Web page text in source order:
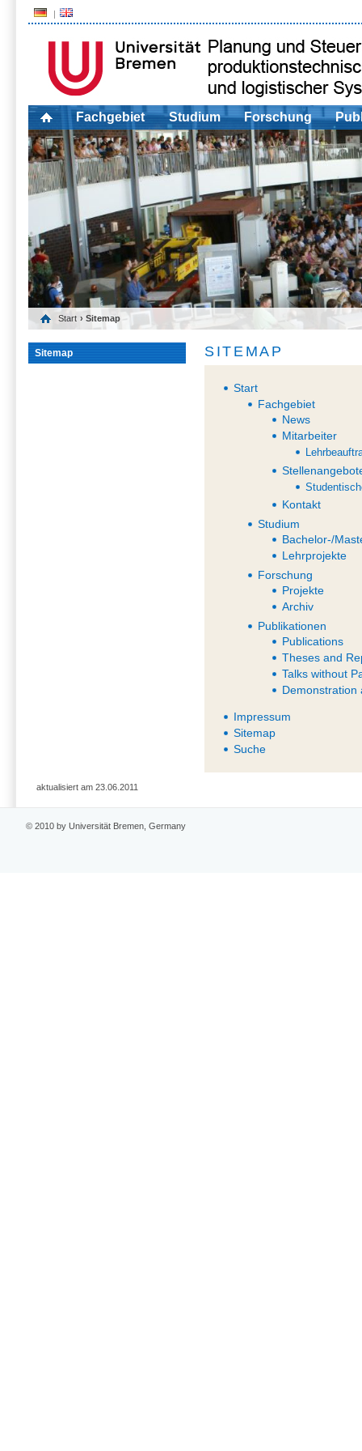
Fachgebiet Studium Forschung
Start › Sitemap
Sitemap SITEMAP
Start
Fachgebiet
News
Mitarbeiter
Kontakt
Studium
Bachelor-/
Lehrprojekte
Forschung
Projekte
Archiv
Publikationen
Publications
Theses and
Talks without
Demonstration
Impressum
Sitemap
Suche
aktualisiert am 23.06.2011
© 2010 by Universität Bremen, Germany